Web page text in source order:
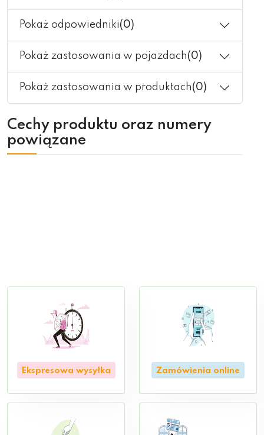
Pokaż odpowiedniki(0)
Pokaż zastosowania w pojazdach(0)
Pokaż zastosowania w produktach(0)
Cechy produktu oraz numery
powiązane
Ekspresowa wysyłka Zamówienia online